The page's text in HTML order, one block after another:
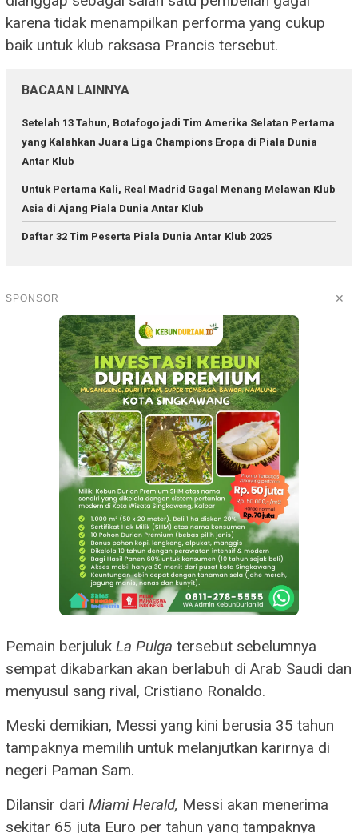
karena tidak menampilkan performa yang cukup
baik untuk klub raksasa Prancis tersebut.
BACAAN LAINNYA
Setelah 13 Tahun, Botafogo jadi Tim Amerika Selatan Pertama
yang Kalahkan Juara Liga Champions Eropa di Piala Dunia
Antar Klub
Untuk Pertama Kali, Real Madrid Gagal Menang Melawan Klub
Asia di Ajang Piala Dunia Antar Klub
Daftar 32 Tim Peserta Piala Dunia Antar Klub 2025
SPONSOR ✕
Pemain berjuluk La Pulga tersebut sebelumnya
sempat dikabarkan akan berlabuh di Arab Saudi dan
menyusul sang rival, Cristiano Ronaldo.
Meski demikian, Messi yang kini berusia 35 tahun
tampaknya memilih untuk melanjutkan karirnya di
negeri Paman Sam.
Dilansir dari Miami Herald, Messi akan menerima
sekitar 65 juta Euro per tahun yang tampaknya